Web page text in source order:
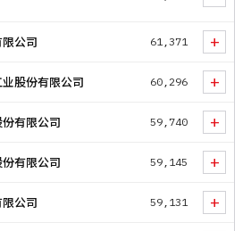
公司 61,371 +
股份有限公司 60,296 +
有限公司 59,740 +
有限公司 59,145 +
公司 59,131 +